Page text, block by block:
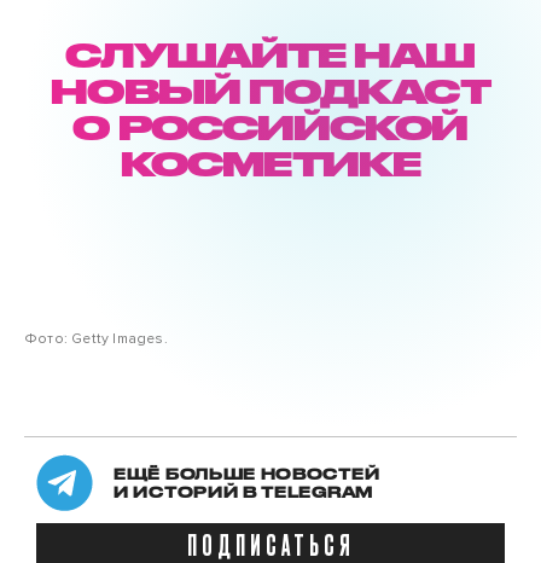
СЛУШАЙТЕ НАШ
НОВЫЙ ПОДКАСТ
О РОССИЙСКОЙ
КОСМЕТИКЕ
Фото: Getty Images.
ЕЩЁ БОЛЬШЕ НОВОСТЕЙ
И ИСТОРИЙ В TELEGRAM
ПОДПИСАТЬСЯ